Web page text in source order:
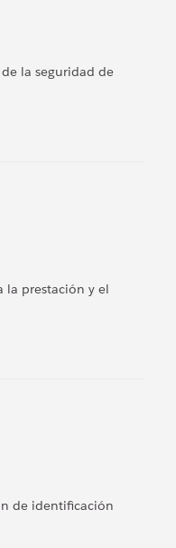
la seguridad de
la prestación y el
de identificación